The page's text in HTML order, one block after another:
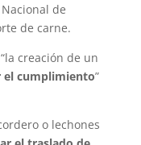
de
de carne.
creación de un
el cumplimiento”
o lechones